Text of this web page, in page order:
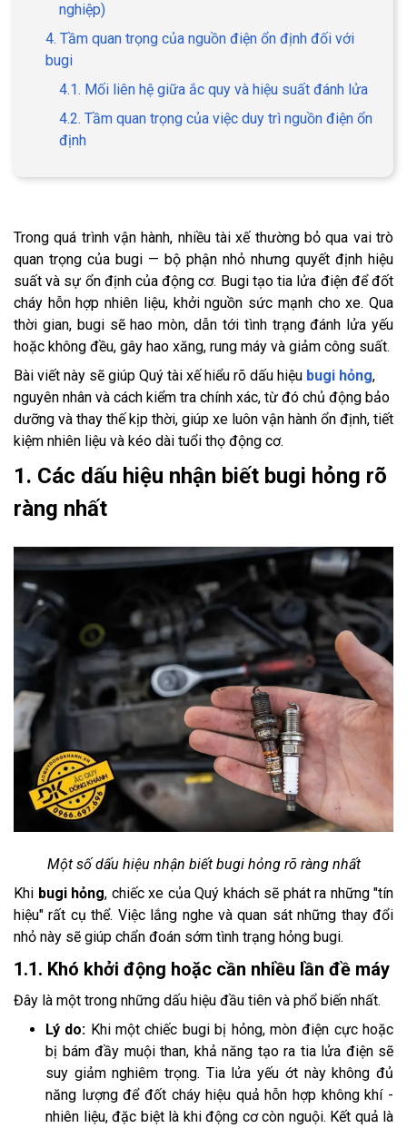
nghiệp)
4. Tầm quan trọng của nguồn điện ổn định đối với
bugi
4.1. Mối liên hệ giữa ắc quy và hiệu suất đánh lửa
4.2. Tầm quan trọng của việc duy trì nguồn điện ổn
định
Trong quá trình vận hành, nhiều tài xế thường bỏ qua vai trò
quan trọng của bugi — bộ phận nhỏ nhưng quyết định hiệu
suất và sự ổn định của động cơ. Bugi tạo tia lửa điện để đốt
cháy hỗn hợp nhiên liệu, khởi nguồn sức mạnh cho xe. Qua
thời gian, bugi sẽ hao mòn, dẫn tới tình trạng đánh lửa yếu
hoặc không đều, gây hao xăng, rung máy và giảm công suất.
Bài viết này sẽ giúp Quý tài xế hiểu rõ dấu hiệu bugi hỏng,
nguyên nhân và cách kiểm tra chính xác, từ đó chủ động bảo
dưỡng và thay thế kịp thời, giúp xe luôn vận hành ổn định, tiết
kiệm nhiên liệu và kéo dài tuổi thọ động cơ.
1. Các dấu hiệu nhận biết bugi hỏng rõ
ràng nhất
Một số dấu hiệu nhận biết bugi hỏng rõ ràng nhất
Khi bugi hỏng, chiếc xe của Quý khách sẽ phát ra những "tín
hiệu" rất cụ thể. Việc lắng nghe và quan sát những thay đổi
nhỏ này sẽ giúp chẩn đoán sớm tình trạng hỏng bugi.
1.1. Khó khởi động hoặc cần nhiều lần đề máy
Đây là một trong những dấu hiệu đầu tiên và phổ biến nhất.
Lý do: Khi một chiếc bugi bị hỏng, mòn điện cực hoặc
bị bám đầy muội than, khả năng tạo ra tia lửa điện sẽ
suy giảm nghiêm trọng. Tia lửa yếu ớt này không đủ
năng lượng để đốt cháy hiệu quả hỗn hợp không khí -
nhiên liệu, đặc biệt là khi động cơ còn nguội. Kết quả là